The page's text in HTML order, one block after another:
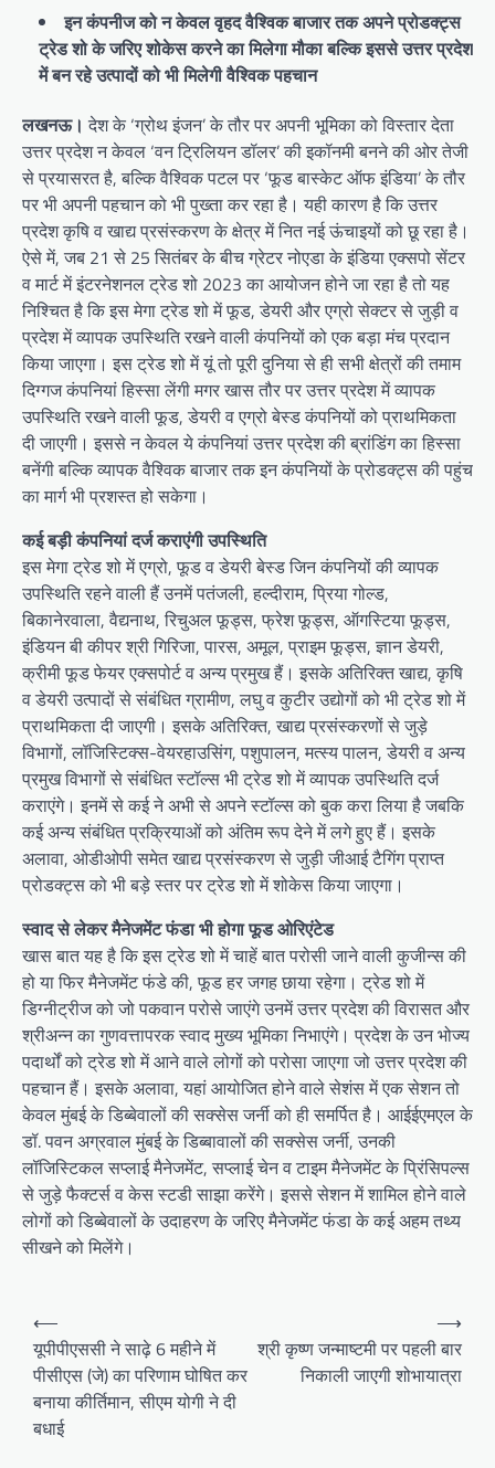
इन कंपनीज को न केवल वृहद वैश्विक बाजार तक अपने प्रोडक्ट्स
ट्रेड शो के जरिए शोकेस करने का मिलेगा मौका बल्कि इससे उत्तर प्रदेश
में बन रहे उत्पादों को भी मिलेगी वैश्विक पहचान
लखनऊ। देश के ‘ग्रोथ इंजन’ के तौर पर अपनी भूमिका को विस्तार देता
उत्तर प्रदेश न केवल ‘वन ट्रिलियन डॉलर’ की इकॉनमी बनने की ओर तेजी
से प्रयासरत है, बल्कि वैश्विक पटल पर ‘फूड बास्केट ऑफ इंडिया’ के तौर
पर भी अपनी पहचान को भी पुख्ता कर रहा है। यही कारण है कि उत्तर
प्रदेश कृषि व खाद्य प्रसंस्करण के क्षेत्र में नित नई ऊंचाइयों को छू रहा है।
ऐसे में, जब 21 से 25 सितंबर के बीच ग्रेटर नोएडा के इंडिया एक्सपो सेंटर
व मार्ट में इंटरनेशनल ट्रेड शो 2023 का आयोजन होने जा रहा है तो यह
निश्चित है कि इस मेगा ट्रेड शो में फूड, डेयरी और एग्रो सेक्टर से जुड़ी व
प्रदेश में व्यापक उपस्थिति रखने वाली कंपनियों को एक बड़ा मंच प्रदान
किया जाएगा। इस ट्रेड शो में यूं तो पूरी दुनिया से ही सभी क्षेत्रों की तमाम
दिग्गज कंपनियां हिस्सा लेंगी मगर खास तौर पर उत्तर प्रदेश में व्यापक
उपस्थिति रखने वाली फूड, डेयरी व एग्रो बेस्ड कंपनियों को प्राथमिकता
दी जाएगी। इससे न केवल ये कंपनियां उत्तर प्रदेश की ब्रांडिंग का हिस्सा
बनेंगी बल्कि व्यापक वैश्विक बाजार तक इन कंपनियों के प्रोडक्ट्स की पहुंच
का मार्ग भी प्रशस्त हो सकेगा।
कई बड़ी कंपनियां दर्ज कराएंगी उपस्थिति
इस मेगा ट्रेड शो में एग्रो, फूड व डेयरी बेस्ड जिन कंपनियों की व्यापक
उपस्थिति रहने वाली हैं उनमें पतंजली, हल्दीराम, प्रिया गोल्ड,
बिकानेरवाला, वैद्यनाथ, रिचुअल फूड्स, फ्रेश फूड्स, ऑगस्टिया फूड्स,
इंडियन बी कीपर श्री गिरिजा, पारस, अमूल, प्राइम फूड्स, ज्ञान डेयरी,
क्रीमी फूड फेयर एक्सपोर्ट व अन्य प्रमुख हैं। इसके अतिरिक्त खाद्य, कृषि
व डेयरी उत्पादों से संबंधित ग्रामीण, लघु व कुटीर उद्योगों को भी ट्रेड शो में
प्राथमिकता दी जाएगी। इसके अतिरिक्त, खाद्य प्रसंस्करणों से जुड़े
विभागों, लॉजिस्टिक्स-वेयरहाउसिंग, पशुपालन, मत्स्य पालन, डेयरी व अन्य
प्रमुख विभागों से संबंधित स्टॉल्स भी ट्रेड शो में व्यापक उपस्थिति दर्ज
कराएंगे। इनमें से कई ने अभी से अपने स्टॉल्स को बुक करा लिया है जबकि
कई अन्य संबंधित प्रक्रियाओं को अंतिम रूप देने में लगे हुए हैं। इसके
अलावा, ओडीओपी समेत खाद्य प्रसंस्करण से जुड़ी जीआई टैगिंग प्राप्त
प्रोडक्ट्स को भी बड़े स्तर पर ट्रेड शो में शोकेस किया जाएगा।
स्वाद से लेकर मैनेजमेंट फंडा भी होगा फूड ओरिएंटेड
खास बात यह है कि इस ट्रेड शो में चाहें बात परोसी जाने वाली कुजीन्स की
हो या फिर मैनेजमेंट फंडे की, फूड हर जगह छाया रहेगा। ट्रेड शो में
डिग्नीट्रीज को जो पकवान परोसे जाएंगे उनमें उत्तर प्रदेश की विरासत और
श्रीअन्न का गुणवत्तापरक स्वाद मुख्य भूमिका निभाएंगे। प्रदेश के उन भोज्य
पदार्थों को ट्रेड शो में आने वाले लोगों को परोसा जाएगा जो उत्तर प्रदेश की
पहचान हैं। इसके अलावा, यहां आयोजित होने वाले सेशंस में एक सेशन तो
केवल मुंबई के डिब्बेवालों की सक्सेस जर्नी को ही समर्पित है। आईईएमएल के
डॉ. पवन अग्रवाल मुंबई के डिब्बावालों की सक्सेस जर्नी, उनकी
लॉजिस्टिकल सप्लाई मैनेजमेंट, सप्लाई चेन व टाइम मैनेजमेंट के प्रिंसिपल्स
से जुड़े फैक्टर्स व केस स्टडी साझा करेंगे। इससे सेशन में शामिल होने वाले
लोगों को डिब्बेवालों के उदाहरण के जरिए मैनेजमेंट फंडा के कई अहम तथ्य
सीखने को मिलेंगे।
Post
navigation
⟵
यूपीपीएससी ने साढ़े 6 महीने में
पीसीएस (जे) का परिणाम घोषित कर
बनाया कीर्तिमान, सीएम योगी ने दी
बधाई
श्री कृष्ण जन्माष्टमी पर पहली बार
निकाली जाएगी शोभायात्रा
⟶